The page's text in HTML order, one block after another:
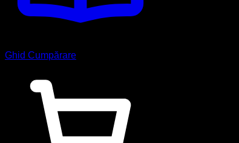
Ghid Cumpărare